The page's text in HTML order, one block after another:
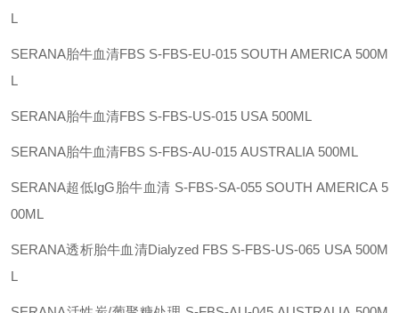
L
SERANA胎牛血清FBS S-FBS-EU-015 SOUTH AMERICA 500M
L
SERANA胎牛血清FBS S-FBS-US-015 USA 500ML
SERANA胎牛血清FBS S-FBS-AU-015 AUSTRALIA 500ML
SERANA超低IgG胎牛血清 S-FBS-SA-055 SOUTH AMERICA 5
00ML
SERANA透析胎牛血清Dialyzed FBS S-FBS-US-065 USA 500M
L